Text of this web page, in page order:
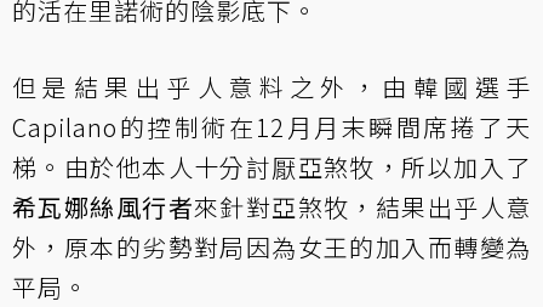
的活在里諾術的陰影底下。
但是結果出乎人意料之外，由韓國選手
Capilano的控制術在12月月末瞬間席捲了天
梯。由於他本人十分討厭亞煞牧，所以加入了
希瓦娜絲風行者來針對亞煞牧，結果出乎人意
外，原本的劣勢對局因為女王的加入而轉變為
平局。